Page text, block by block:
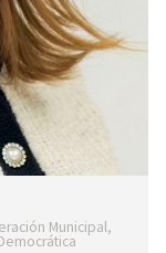
Municipal,